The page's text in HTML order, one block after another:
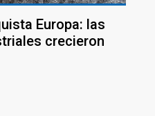
Europa: las
crecieron